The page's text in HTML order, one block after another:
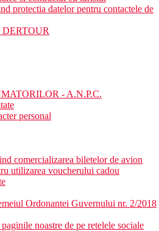
inclusiv restaurantul Teppanyaki
si restaurantul italian Il Mare, cu
Plaja Goyambokka
Aeroportul International Mattala
Tangalle - the Cafe on the
protectia datelor pentru contactele de
DERTOUR
- A.N.P.C.
personal
comercializarea biletelor de avion
utilizarea voucherului cadou
Ordonantei Guvernului nr. 2/2018
noastre de pe retelele sociale